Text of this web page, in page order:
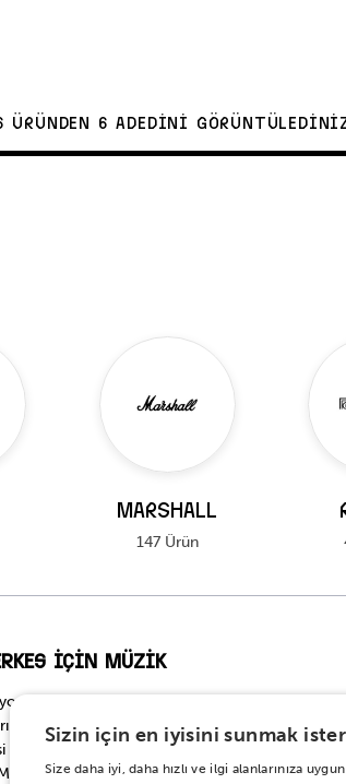
ÜRÜNDEN 6 ADEDİNİ
MARSHALL
147 Ürün
için Müzik
seviyeden başlangıç seviyesine, müzik
tercih ettiği en prestijli modellerden
için en doğru seçeneklere… Onbinlerce
Sizin için en iyisini sunmak
Size daha iyi, daha hızlı ve ilgi alanlarınıza